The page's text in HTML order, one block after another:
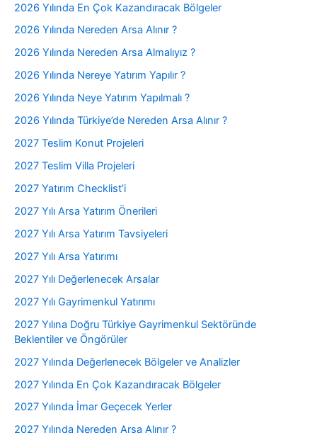
2026 Yılında En Çok Kazandıracak Bölgeler
2026 Yılında Nereden Arsa Alınır ?
2026 Yılında Nereden Arsa Almalıyız ?
2026 Yılında Nereye Yatırım Yapılır ?
2026 Yılında Neye Yatırım Yapılmalı ?
2026 Yılında Türkiye’de Nereden Arsa Alınır ?
2027 Teslim Konut Projeleri
2027 Teslim Villa Projeleri
2027 Yatırım Checklist’i
2027 Yılı Arsa Yatırım Önerileri
2027 Yılı Arsa Yatırım Tavsiyeleri
2027 Yılı Arsa Yatırımı
2027 Yılı Değerlenecek Arsalar
2027 Yılı Gayrimenkul Yatırımı
2027 Yılına Doğru Türkiye Gayrimenkul Sektöründe
Beklentiler ve Öngörüler
2027 Yılında Değerlenecek Bölgeler ve Analizler
2027 Yılında En Çok Kazandıracak Bölgeler
2027 Yılında İmar Geçecek Yerler
2027 Yılında Nereden Arsa Alınır ?